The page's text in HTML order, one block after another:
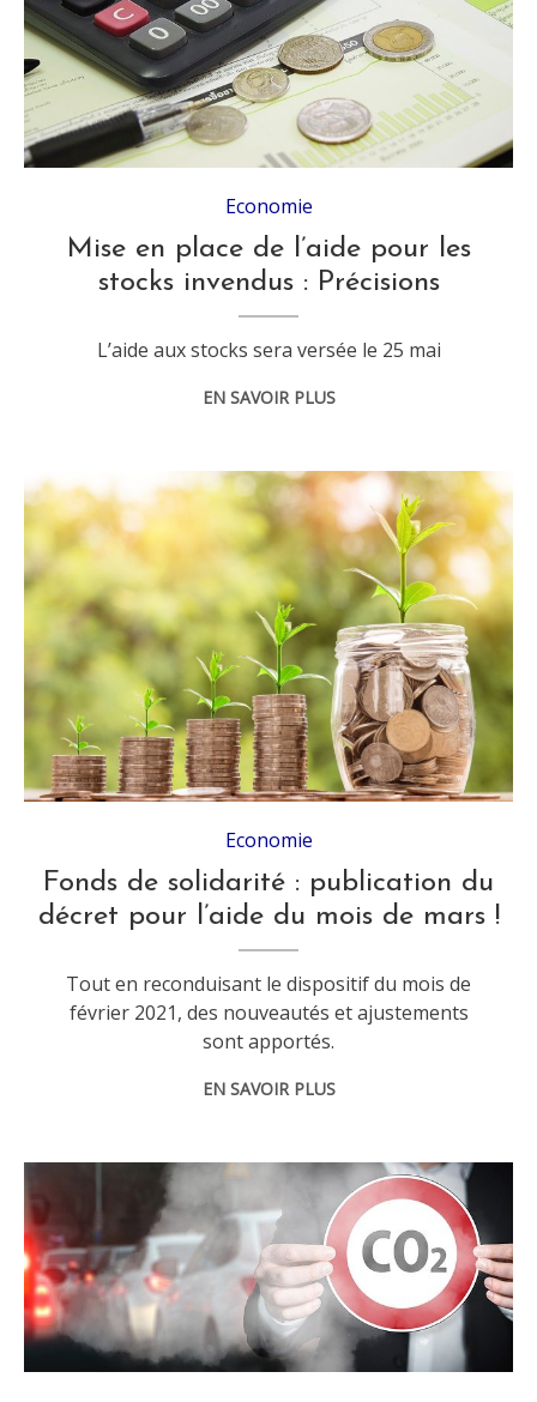
Economie
Mise en place de l’aide pour les
stocks invendus : Précisions
L’aide aux stocks sera versée le 25 mai
EN SAVOIR PLUS
Economie
Fonds de solidarité : publication du
décret pour l’aide du mois de mars !
Tout en reconduisant le dispositif du mois de
février 2021, des nouveautés et ajustements
sont apportés.
EN SAVOIR PLUS